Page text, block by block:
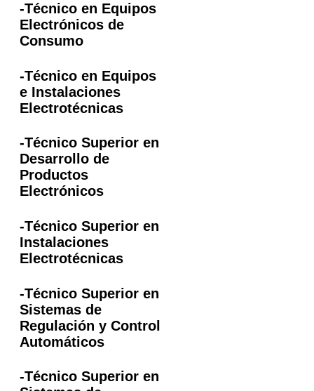
-Técnico en Equipos
Electrónicos de
Consumo
-Técnico en Equipos
e Instalaciones
Electrotécnicas
-Técnico Superior en
Desarrollo de
Productos
Electrónicos
-Técnico Superior en
Instalaciones
Electrotécnicas
-Técnico Superior en
Sistemas de
Regulación y Control
Automáticos
-Técnico Superior en